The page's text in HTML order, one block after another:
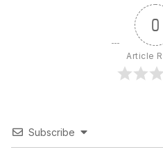
0
Article
Subscribe